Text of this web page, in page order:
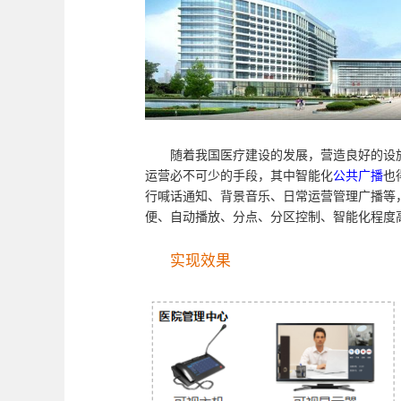
随着我国医疗建设的发展，营造良好的
运营必不可少的手段，其中智能化公共广播也
行喊话通知、背景音乐、日常运营管理广播
便、自动播放、分点、分区控制、智能化程
实现效果